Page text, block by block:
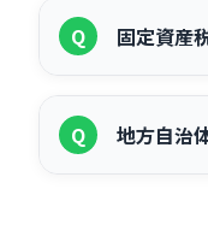
策事業費
度です。
陽光発電
A
る場合、
強化税制
Q 固定資産
A
「償却資
Q 地方自治